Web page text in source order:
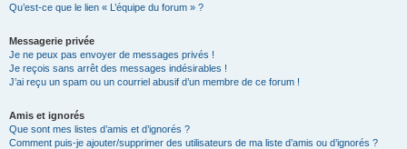
Qu’est-ce que le lien « L’équipe du forum » ?
Messagerie privée
Je ne peux pas envoyer de messages privés !
Je reçois sans arrêt des messages indésirables !
J’ai reçu un spam ou un courriel abusif d’un membre de ce forum !
Amis et ignorés
Que sont mes listes d’amis et d’ignorés ?
Comment puis-je ajouter/supprimer des utilisateurs de ma liste d’amis ou d’ignorés ?